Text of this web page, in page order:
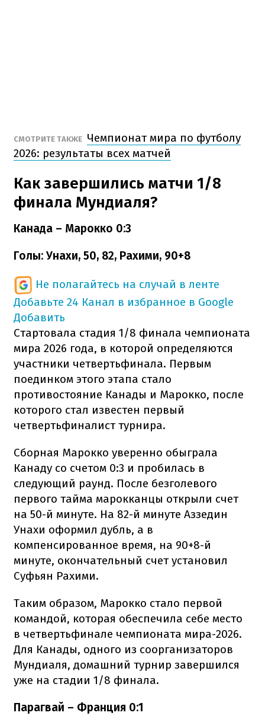
СМОТРИТЕ ТАКЖЕ Чемпионат мира по футболу
2026: результаты всех матчей
Как завершились матчи 1/8
финала Мундиаля?
Канада – Марокко 0:3
Голы: Унахи, 50, 82, Рахими, 90+8
Не полагайтесь на случай в ленте
Добавьте 24 Канал в избранное в Google
Добавить
Стартовала стадия 1/8 финала чемпионата
мира 2026 года, в которой определяются
участники четвертьфинала. Первым
поединком этого этапа стало
противостояние Канады и Марокко, после
которого стал известен первый
четвертьфиналист турнира.
Сборная Марокко уверенно обыграла
Канаду со счетом 0:3 и пробилась в
следующий раунд. После безголевого
первого тайма марокканцы открыли счет
на 50-й минуте. На 82-й минуте Аззедин
Унахи оформил дубль, а в
компенсированное время, на 90+8-й
минуте, окончательный счет установил
Суфьян Рахими.
Таким образом, Марокко стало первой
командой, которая обеспечила себе место
в четвертьфинале чемпионата мира-2026.
Для Канады, одного из соорганизаторов
Мундиаля, домашний турнир завершился
уже на стадии 1/8 финала.
Парагвай – Франция 0:1